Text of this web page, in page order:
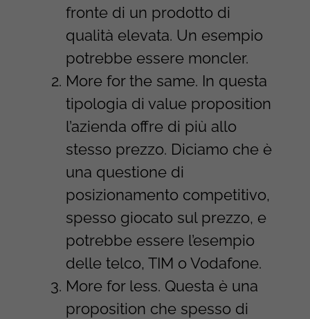
fronte di un prodotto di
qualità elevata. Un esempio
potrebbe essere moncler.
More for the same. In questa
tipologia di value proposition
l’azienda offre di più allo
stesso prezzo. Diciamo che è
una questione di
posizionamento competitivo,
spesso giocato sul prezzo, e
potrebbe essere l’esempio
delle telco, TIM o Vodafone.
More for less. Questa è una
proposition che spesso di